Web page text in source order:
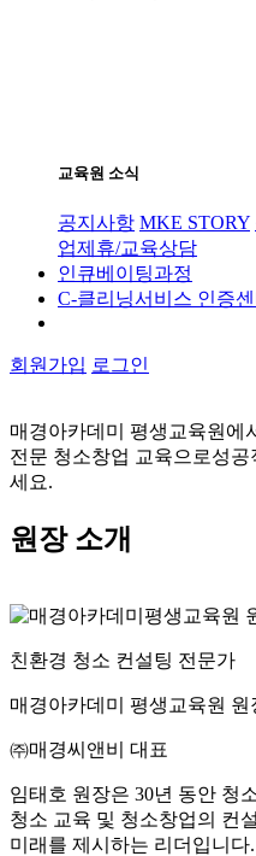
교육원 소식
공지사항 MKE STORY
업제휴/교육상담
인큐베이팅과정
C-클리닝서비스 인증센
회원가입 로그인
매경아카데미 평생교육원에
전문 청소창업 교육으로성공
세요.
원장 소개
친환경 청소 컨설팅 전문가
매경아카데미 평생교육원 원
㈜매경씨앤비 대표
임태호 원장은 30년 동안 청
청소 교육 및 청소창업의 컨
미래를 제시하는 리더입니다.